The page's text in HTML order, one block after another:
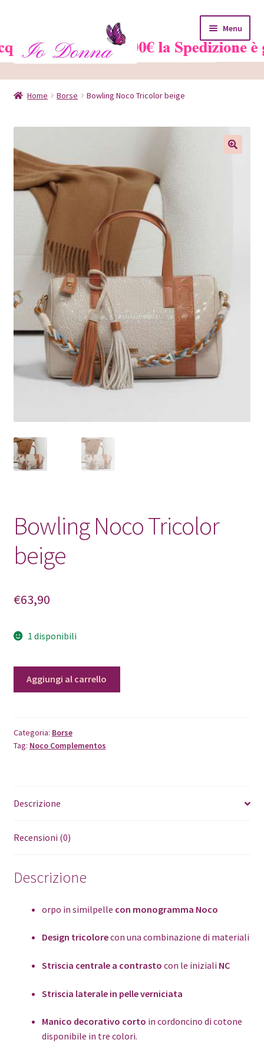
navigazione
contenuto
Menu
Home
Chi siamo
Contatti
Il mio account
Pagamento
Shop
Home Borse Bowling Noco Tricolor beige
Bowling Noco Tricolor
beige
€63,90
1 disponibili
Noco
quantità
Aggiungi al carrello
Categoria: Borse
Tag: Noco Complementos
Descrizione
Recensioni (0)
Descrizione
orpo in similpelle con monogramma Noco
Design tricolorecon una combinazione di materiali
Striscia centrale a contrasto con le iniziali NC
Striscia laterale in pelle verniciata
Manico decorativo corto in cordoncino di cotone
disponibile in tre colori.